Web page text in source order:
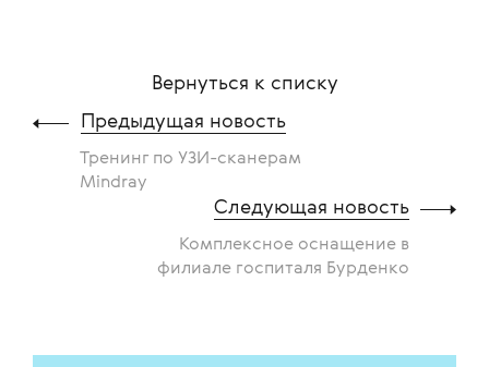
Вернуться к списку
Предыдущая новость
Тренинг по УЗИ-сканерам
Mindray
Следующая новость
Комплексное оснащение в
филиале госпиталя Бурденко